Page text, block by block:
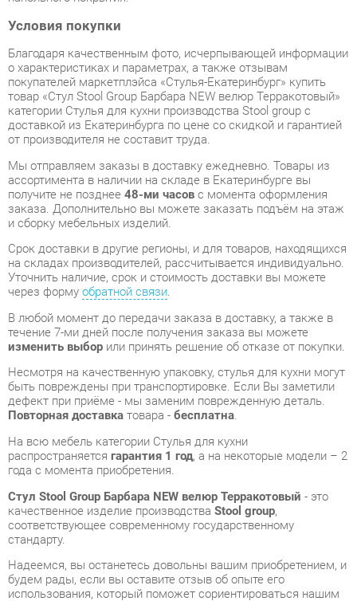
о характеристиках и параметрах, а также отзывам
покупателей маркетплэйса «Стулья-Екатеринбург» купить
товар «Стул Stool Group Барбара NEW велюр Терракотовый»
категории Стулья для кухни производства Stool group с
доставкой из Екатеринбурга по цене со скидкой и гарантией
от производителя не составит труда.
Мы отправляем заказы в доставку ежедневно. Товары из
ассортимента в наличии на складе в Екатеринбурге вы
получите не позднее48-ми часовс момента оформления
заказа. Дополнительно вы можете заказать подъём на этаж
Срок доставки в другие регионы, и для товаров, находящихся
на складах производителей, рассчитывается индивидуально.
Уточнить наличие, срок и стоимость доставки вы можете
через формуобратной связи.
В любой момент до передачи заказа в доставку, а также в
течение 7-ми дней после получения заказа вы можете
изменить выборили принять решение об отказе от покупки.
Несмотря на качественную упаковку, стулья для кухни могут
быть повреждены при транспортировке. Если Вы заметили
дефект при приёме - мы заменим поврежденную деталь.
Повторная доставкатовара -бесплатна
На всю мебель категории Стулья для кухни
распространяетсягарантия 1 год , а на некоторые модели – 2
года с момента приобретения.
Стул Stool Group Барбара NEW велюр Терракотовый
качественное изделие производства
соответствующее современному государственному
стандарту.
будем рады, если вы оставите отзыв об опыте его
использования, который поможет сориентироваться нашим
будущим покупателям.
консультацию, фото и видеообзор продукции вы можете по
e-mail, телефону в Екатеринбурге и через мессенджеры
Telegram и WhatsApp.